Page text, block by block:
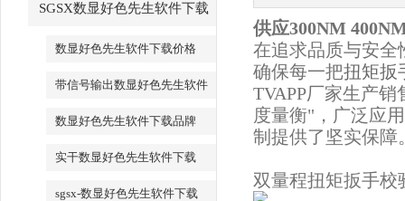
SGSX数显好色先生软件下载
_SGSX数显好色先生软件下载
数显好色先生软件下载价格
带信号输出数显好色先生软件
下载
数显好色先生软件下载品牌
实干数显好色先生软件下载
sgsx-数显好色先生软件下载
供应300NM
在追求品质与安全
确保每一把扭矩扳
TVAPP厂家生产销
度量衡"，广泛应
制提供了坚实保障
双量程扭矩扳手校